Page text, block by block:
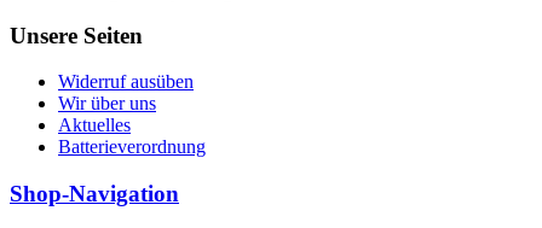
Unsere Seiten
Widerruf ausüben
Wir über uns
Aktuelles
Batterieverordnung
Shop-Navigation